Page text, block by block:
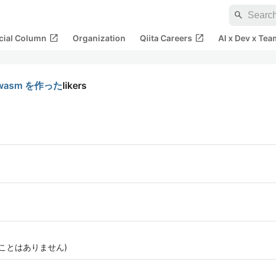
search
Column open_in_new Organization Qiita Careers open_in_new AI x Dev x
を作ったlikers
とはありません)